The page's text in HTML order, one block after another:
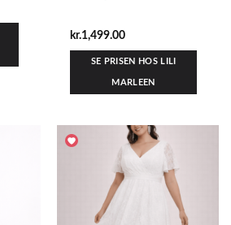
kr.1,499.00
SE PRISEN HOS LILI
MARLEEN